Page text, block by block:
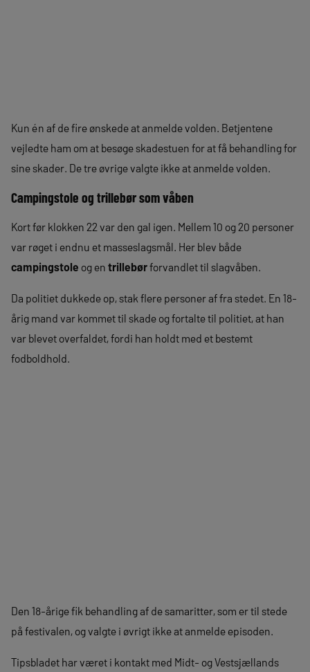
Kun én af de fire ønskede at anmelde volden. Betjentene
vejledte ham om at besøge skadestuen for at få behandling for
sine skader. De tre øvrige valgte ikke at anmelde volden.
Campingstole og trillebør som våben
Kort før klokken 22 var den gal igen. Mellem 10 og 20 personer
var røget i endnu et masseslagsmål. Her blev både
campingstole og en trillebørforvandlet til slagvåben.
Da politiet dukkede op, stak flere personer af fra stedet. En 18-
årig mand var kommet til skade og fortalte til politiet, at han
var blevet overfaldet, fordi han holdt med et bestemt
fodboldhold.
Den 18-årige fik behandling af de samaritter, som er til stede
på festivalen, og valgte i øvrigt ikke at anmelde episoden.
Tipsbladet har været i kontakt med Midt- og Vestsjællands